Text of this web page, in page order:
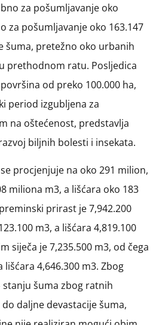
za pošumljavanje oko
za pošumljavanje oko 163.147
šuma, pretežno oko urbanih
prethodnom ratu. Posljedica
od preko 100.000 ha,
period izgubljena za
na oštećenost, predstavlja
biljnih bolesti i insekata.
procjenjuje na oko 291 milion,
miliona m3, a lišćara oko 183
prirast je 7,942.200
m3, a lišćara 4,819.100
siječa je 7,235.500 m3, od čega
lišćara 4,646.300 m3. Zbog
šuma zbog ratnih
daljne devastacije šuma,